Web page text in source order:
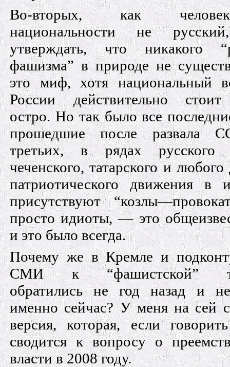
Во-вторых, как
национальности не
утверждать, что никакого
фашизма” в природе не
это миф, хотя национальный
России действительно
остро. Но так было все
прошедшие после развала
третьих, в рядах
чеченского, татарского и любого
патриотического движения в
присутствуют
просто идиоты, — это
и это было всегда.
Почему же в Кремле и
СМИ к “фашистской”
обратились не год назад и
именно сейчас? У меня на сей
версия, которая, если
сводится к вопросу о
власти в 2008 году.